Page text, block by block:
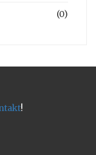
(0)
!